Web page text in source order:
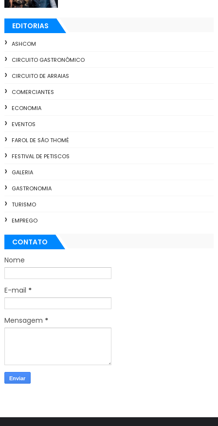
EDITORIAS
ASHCOM
CIRCUITO GASTRONÔMICO
CIRCUITO DE ARRAIAS
COMERCIANTES
ECONOMIA
EVENTOS
FAROL DE SÃO THOMÉ
FESTIVAL DE PETISCOS
GALERIA
GASTRONOMIA
TURISMO
EMPREGO
CONTATO
Nome
E-mail *
Mensagem *